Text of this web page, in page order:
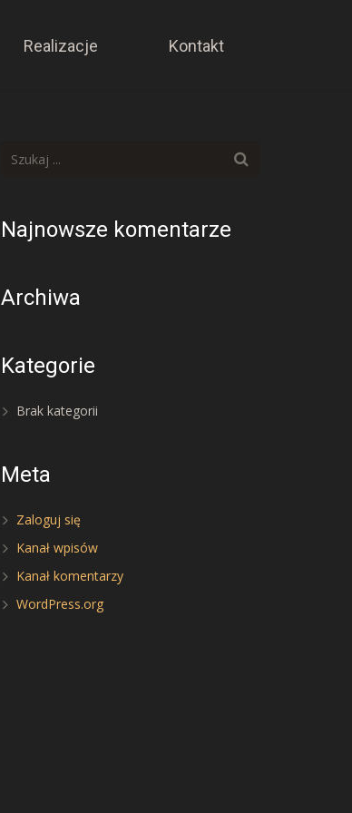
Realizacje Kontakt
Najnowsze komentarze
Archiwa
Kategorie
Brak kategorii
Meta
Zaloguj się
Kanał wpisów
Kanał komentarzy
WordPress.org